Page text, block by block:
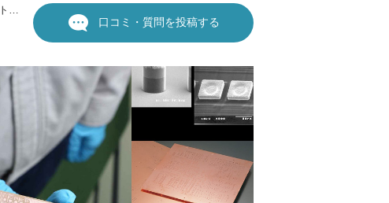
各種プラスチック製品の成形金型製作・成形・装飾めっき・塗装・レーザー加工、プリント基板のめっき加工、電子部品・半導体製品のめっき加工、金属製品のめっき加工 等
口コミ・質問を投稿する